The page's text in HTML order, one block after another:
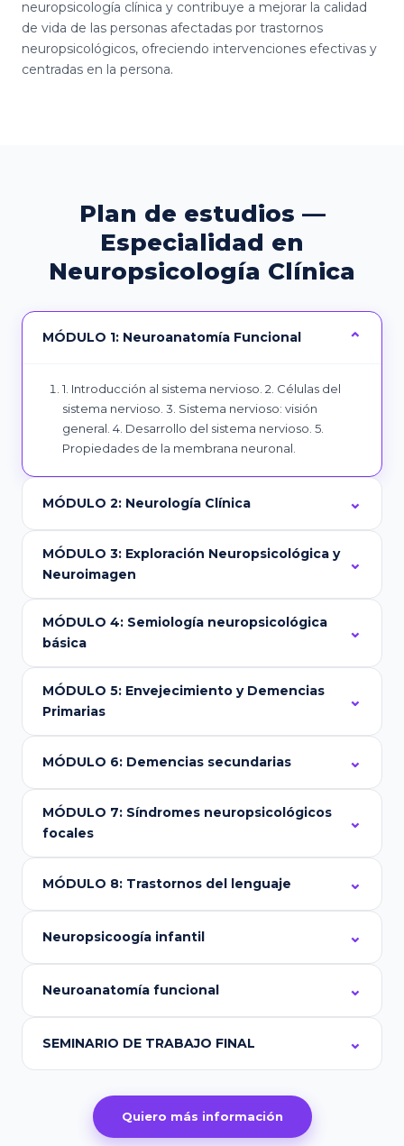
neuropsicología clínica y contribuye a mejorar la calidad
de vida de las personas afectadas por trastornos
neuropsicológicos, ofreciendo intervenciones efectivas y
centradas en la persona.
Plan de estudios —
Especialidad en
Neuropsicología Clínica
MÓDULO 1: Neuroanatomía Funcional
1. Introducción al sistema nervioso. 2. Células del
sistema nervioso. 3. Sistema nervioso: visión
general. 4. Desarrollo del sistema nervioso. 5.
Propiedades de la membrana neuronal.
MÓDULO 2: Neurología Clínica
MÓDULO 3: Exploración Neuropsicológica y
Neuroimagen
MÓDULO 4: Semiología neuropsicológica
básica
MÓDULO 5: Envejecimiento y Demencias
Primarias
MÓDULO 6: Demencias secundarias
MÓDULO 7: Síndromes neuropsicológicos
focales
MÓDULO 8: Trastornos del lenguaje
Neuropsicoogía infantil
Neuroanatomía funcional
SEMINARIO DE TRABAJO FINAL
Quiero más información